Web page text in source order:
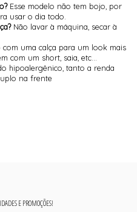
Esse modelo não tem bojo, por
usar o dia todo.
Não lavar à máquina, secar à
com uma calça para um look mais
com um short, saia, etc...
hipoalergênico, tanto a renda
na frente
E PROMOÇÕES!